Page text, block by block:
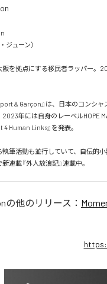
ジューン）
阪を拠点にする移民者ラッパー。
& Garçon』は、日本のコンシ
2023年には自身のレーベルHOPE
4 Human Links』を発表。
筆活動も並行していて、自伝的
連載『外人放浪記』連載中。
の他のリリース：